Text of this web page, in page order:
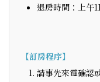
退房時間：上午
【訂房程序】
請事先來電確認